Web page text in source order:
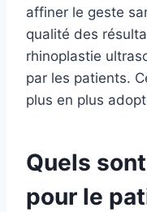
affiner le geste
qualité des
rhinoplastie
par les patients.
plus en plus
Quels
pour le